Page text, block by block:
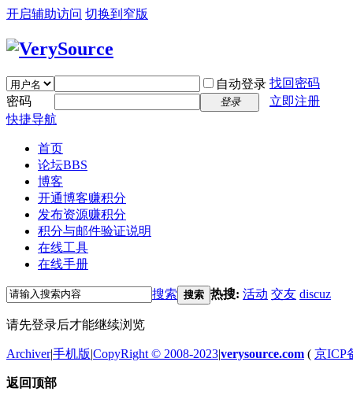
开启辅助访问 切换到窄版
自动登录 找回密码
密码
登录
立即注册
快捷导航
首页
论坛BBS
博客
开通博客赚积分
发布资源赚积分
积分与邮件验证说明
在线工具
在线手册
搜索 搜索 热搜: 活动 交友 discuz
请先登录后才能继续浏览
Archiver|手机版|CopyRight © 2008-2023|verysource.com ( 京ICP
返回顶部